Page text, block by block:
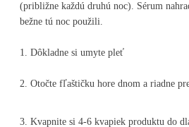
(približne každú druhú noc). Sérum
bežne tú noc použili.
1. Dôkladne si umyte pleť
2. Otočte fľaštičku hore dnom a riadne
3. Kvapnite si 4-6 kvapiek produktu do